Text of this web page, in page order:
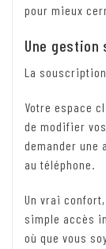
pour mieux
Une
La
Votre espace
de modifier
demander une
au téléphone.
Un vrai
simple accès
où que vous